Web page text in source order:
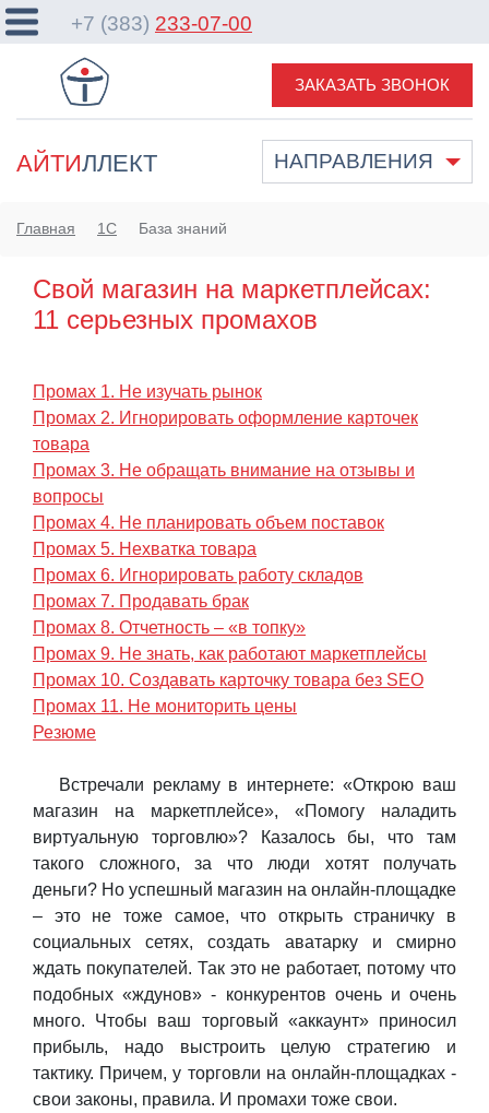
НАПРАВЛЕНИЯ
АЙТИЛЛЕКТ
+7 (383) 233-07-00
ЗАКАЗАТЬ ЗВОНОК
Главная 1С База знаний
Свой магазин на маркетплейсах:
11 серьезных промахов
Промах 1. Не изучать рынок
Промах 2. Игнорировать оформление карточек
товара
Промах 3. Не обращать внимание на отзывы и
вопросы
Промах 4. Не планировать объем поставок
Промах 5. Нехватка товара
Промах 6. Игнорировать работу складов
Промах 7. Продавать брак
Промах 8. Отчетность – «в топку»
Промах 9. Не знать, как работают маркетплейсы
Промах 10. Создавать карточку товара без SEO
Промах 11. Не мониторить цены
Резюме
Встречали рекламу в интернете: «Открою ваш
магазин на маркетплейсе», «Помогу наладить
виртуальную торговлю»? Казалось бы, что там
такого сложного, за что люди хотят получать
деньги? Но успешный магазин на онлайн-площадке
– это не тоже самое, что открыть страничку в
социальных сетях, создать аватарку и смирно
ждать покупателей. Так это не работает, потому что
подобных «ждунов» - конкурентов очень и очень
много. Чтобы ваш торговый «аккаунт» приносил
прибыль, надо выстроить целую стратегию и
тактику. Причем, у торговли на онлайн-площадках -
свои законы, правила. И промахи тоже свои.